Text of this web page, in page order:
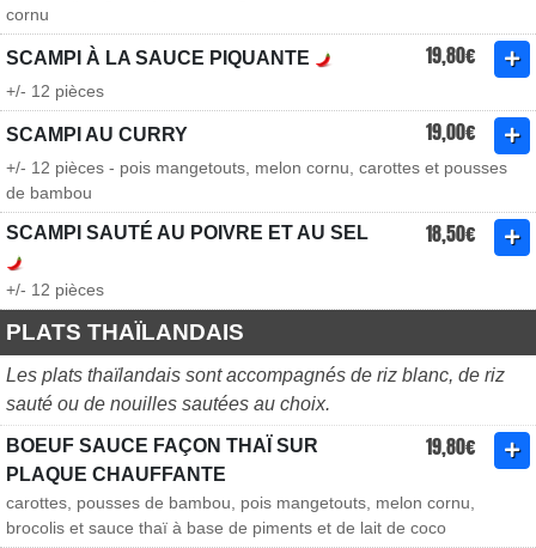
cornu
SCAMPI À LA SAUCE PIQUANTE 19,80€
+/- 12 pièces
SCAMPI AU CURRY 19,00€
+/- 12 pièces - pois mangetouts, melon cornu, carottes et pousses
de bambou
SCAMPI SAUTÉ AU POIVRE ET AU SEL 18,50€
+/- 12 pièces
PLATS THAÏLANDAIS
Les plats thaïlandais sont accompagnés de riz blanc, de riz
sauté ou de nouilles sautées au choix.
BOEUF SAUCE FAÇON THAÏ SUR
PLAQUE CHAUFFANTE
19,80€
carottes, pousses de bambou, pois mangetouts, melon cornu,
brocolis et sauce thaï à base de piments et de lait de coco